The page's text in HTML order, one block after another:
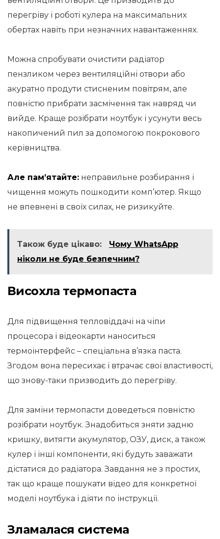
перегріву і роботі кулера на максимальних
обертах навіть при незначних навантаженнях.
Можна спробувати очистити радіатор
пензликом через вентиляційні отвори або
акуратно продути стисненим повітрям, але
повністю прибрати засмічення так навряд чи
вийде. Краще розібрати ноутбук і усунути весь
накопичений пил за допомогою покрокового
керівництва.
Але пам’ятайте: неправильне розбирання і
чищення можуть пошкодити комп’ютер. Якщо
не впевнені в своїх силах, не ризикуйте.
Також буде цікаво:
Чому WhatsApp
ніколи не буде безпечним?
Висохла термопаста
Для підвищення тепловіддачі на чіпи
процесора і відеокарти наноситься
термоінтерфейс – спеціальна в’язка паста.
Згодом вона пересихає і втрачає свої властивості,
що знову-таки призводить до перегріву.
Для заміни термопасти доведеться повністю
розібрати ноутбук. Знадобиться зняти задню
кришку, витягти акумулятор, ОЗУ, диск, а також
кулер і інші компоненти, які будуть заважати
дістатися до радіатора. Завдання не з простих,
так що краще пошукати відео для конкретної
моделі ноутбука і діяти по інструкції.
Зламалася система